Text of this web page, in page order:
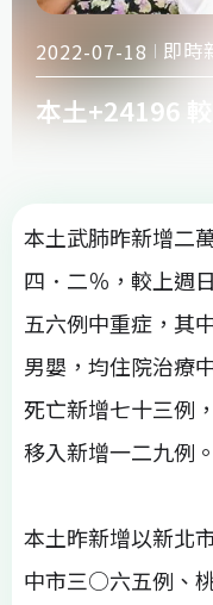
2022-07-18 即時
本土+24196
本土武肺昨新增二
四．二％，較上週
五六例中重症，其
男嬰，均住院治療
死亡新增七十三例
移入新增一二九例。
本土昨新增以新北
中市三○六五例、